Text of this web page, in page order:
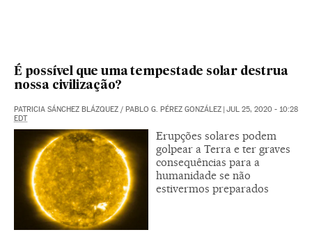
É possível que uma tempestade solar destrua
nossa civilização?
PATRICIA SÁNCHEZ BLÁZQUEZ / PABLO G. PÉREZ GONZÁLEZ | JUL 25, 2020 - 10:28
EDT
Erupções solares podem
golpear a Terra e ter graves
consequências para a
humanidade se não
estivermos preparados